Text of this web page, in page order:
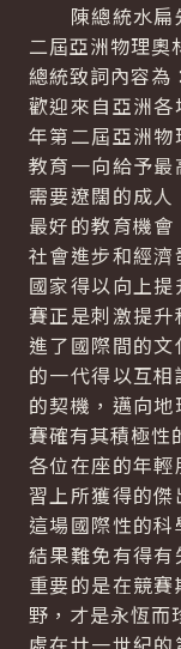
陳總統水扁
二屆亞洲物理奧
總統致詞內容為：
歡迎來自亞洲
年第二屆亞洲
教育一向給予最
需要遼闊的成
最好的教育機
社會進步和經
國家得以向上
賽正是刺激提
進了國際間的
的一代得以互
的契機，邁向
賽確有其積極性
各位在座的年
習上所獲得的
這場國際性的
結果難免有得有
重要的是在競
野，才是永恆而